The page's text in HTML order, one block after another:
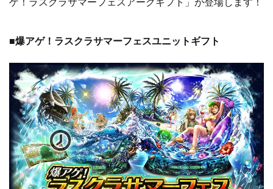
■爆アゲ！ラスクラサマーフェスユニットギフト